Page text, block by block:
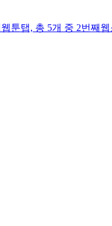
웹툰탭, 총 5개 중 2번째 웹